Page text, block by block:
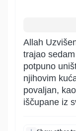
Allah
trajao
potpuno
njihovim
povaljan,
iščupane iz